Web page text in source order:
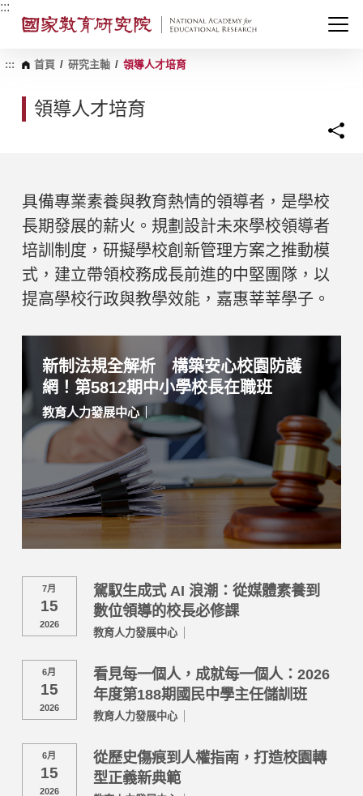
跳
內
:::
::: 首頁 / 研究主軸 / 領導人才培育
領導人才培育
具備專業素養與教育熱情的領導者，是學校
長期發展的薪火。規劃設計未來學校領導者
培訓制度，研擬學校創新管理方案之推動模
式，建立帶領校務成長前進的中堅團隊，以
提高學校行政與教學效能，嘉惠莘莘學子。
新制法規全解析 構築安心校園防護
網！第5812期中小學校長在職班
教育人力發展中心
7月
15
2026
駕馭生成式 AI 浪潮：從媒體素養到
數位領導的校長必修課
教育人力發展中心
6月
15
2026
看見每一個人，成就每一個人：2026
年度第188期國民中學主任儲訓班
教育人力發展中心
6月
15
2026
從歷史傷痕到人權指南，打造校園轉
型正義新典範